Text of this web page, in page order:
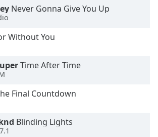
Never Gonna Give You Up
Without You
Time After Time
Final Countdown
Blinding Lights